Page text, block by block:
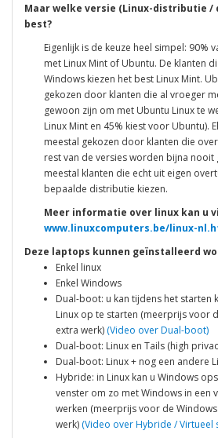
Maar welke versie (Linux-distributie /
best?
Eigenlijk is de keuze heel simpel: 90%
met Linux Mint of Ubuntu. De klanten
Windows kiezen het best Linux Mint.
gekozen door klanten die al vroeger
gewoon zijn om met Ubuntu Linux te
Linux Mint en 45% kiest voor Ubuntu).
meestal gekozen door klanten die
rest van de versies worden bijna nooit
meestal klanten die echt uit eigen
bepaalde distributie kiezen.
Meer informatie over linux kan u
www.linuxcomputers.be/linux-
Deze laptops kunnen geïnstalleerd
Enkel linux
Enkel Windows
Dual-boot: u kan tijdens het starten
Linux op te starten (meerprijs voor
extra werk) (Video over Dual-boot)
Dual-boot: Linux en Tails (high
Dual-boot: Linux + nog een andere
Hybride: in Linux kan u Windows
venster om zo met Windows in een
werken (meerprijs voor de
werk) (Video over Hybride / Virtueel